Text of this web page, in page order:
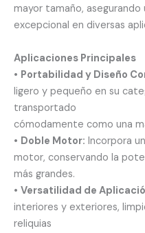
mayor tamaño,
excepcional en diversas
Aplicaciones Principales
• Portabilidad y Diseño
ligero y pequeño en su
transportado
cómodamente como una
• Doble Motor: Incorpora
motor, conservando la
más grandes.
• Versatilidad de
interiores y exteriores,
reliquias